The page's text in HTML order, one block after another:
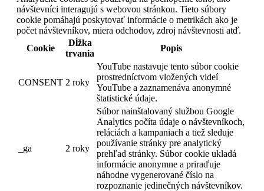
návštevníci interagujú s webovou stránkou. Tieto súbory
cookie pomáhajú poskytovať informácie o metrikách ako je
počet návštevníkov, miera odchodov, zdroj návštevnosti atď.
Cookie
Dĺžka
trvania
Popis
CONSENT 2 roky
YouTube nastavuje tento súbor cookie
prostredníctvom vložených videí
YouTube a zaznamenáva anonymné
štatistické údaje.
_ga 2 roky
Súbor nainštalovaný službou Google
Analytics počíta údaje o návštevníkoch,
reláciách a kampaniach a tiež sleduje
používanie stránky pre analytický
prehľad stránky. Súbor cookie ukladá
informácie anonymne a priraďuje
náhodne vygenerované číslo na
rozpoznanie jedinečných návštevníkov.